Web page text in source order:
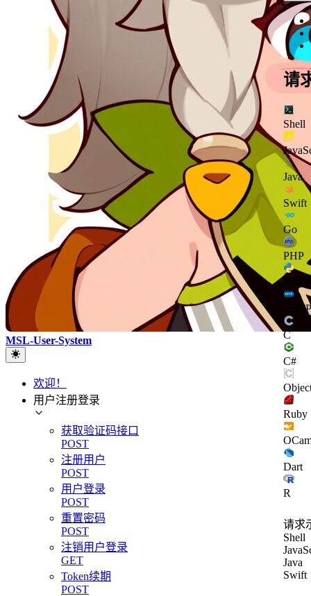
MSL-User-System
欢迎！
用户注册登录
获取验证码接口
POST
注册用户
POST
用户登录
POST
重置密码
POST
注销用户登录
GET
Token续期
POST
请
Shell
Java
Swift
Go
PHP
HTTP
C
C#
Ruby
Dart
R
请求
Shell
Java
Swift